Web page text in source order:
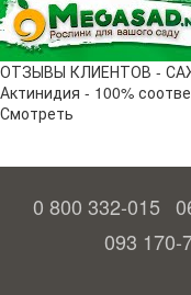
ОТЗЫВЫ КЛИЕНТОВ -
Актинидия - 100%
Смотреть
0 800 332-015
093 170-